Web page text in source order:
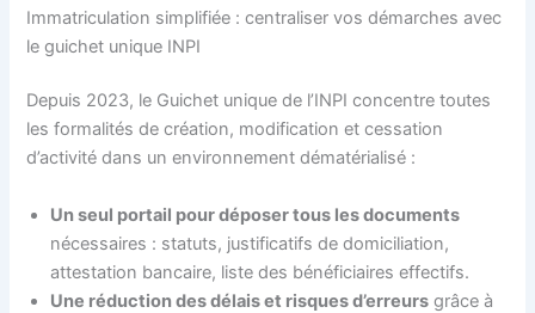
Immatriculation simplifiée : centraliser vos démarches avec
le guichet unique INPI
Depuis 2023, le Guichet unique de l’INPI concentre toutes
les formalités de création, modification et cessation
d’activité dans un environnement dématérialisé :
Un seul portail pour déposer tous les documents
nécessaires : statuts, justificatifs de domiciliation,
attestation bancaire, liste des bénéficiaires effectifs.
Une réduction des délais et risques d’erreurs grâce à